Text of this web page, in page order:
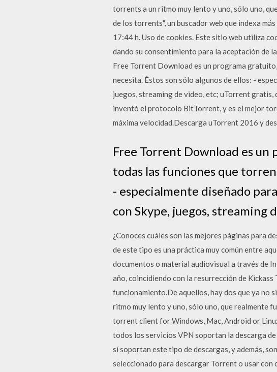
torrents a un ritmo muy lento y uno, sólo uno,
de los torrents", un buscador web que indexa
17:44 h. Uso de cookies. Este sitio web utiliza
dando su consentimiento para la aceptación de
Free Torrent Download es un programa
necesita. Éstos son sólo algunos de ellos: -
juegos, streaming de video, etc; uTorrent
inventó el protocolo BitTorrent, y es el mejor
máxima velocidad.Descarga uTorrent 2016 y
Free Torrent Download es un
todas las funciones que
- especialmente diseñado
con Skype, juegos, streaming
¿Conoces cuáles son las mejores páginas para
de este tipo es una práctica muy común entre
documentos o material audiovisual a través de
año, coincidiendo con la resurrección de
funcionamiento.De aquellos, hay dos que ya no
ritmo muy lento y uno, sólo uno, que realmente
torrent client for Windows, Mac, Android or
todos los servicios VPN soportan la descarga
sí soportan este tipo de descargas, y además,
seleccionado para descargar Torrent o usar